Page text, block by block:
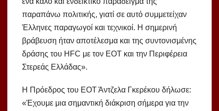
παραπάνω πολιτικής, γιατί σε αυτό συμμετείχαν
Έλληνες παραγωγοί και τεχνικοί. Η σημερινή
βράβευση ήταν αποτέλεσμα και της συντονισμένης
δράσης του HFC με τον ΕΟΤ και την Περιφέρεια
Στερεάς Ελλάδας».
Η Πρόεδρος του ΕΟΤ Άντζελα Γκερέκου δήλωσε:
«Έχουμε μια σημαντική διάκριση σήμερα για την